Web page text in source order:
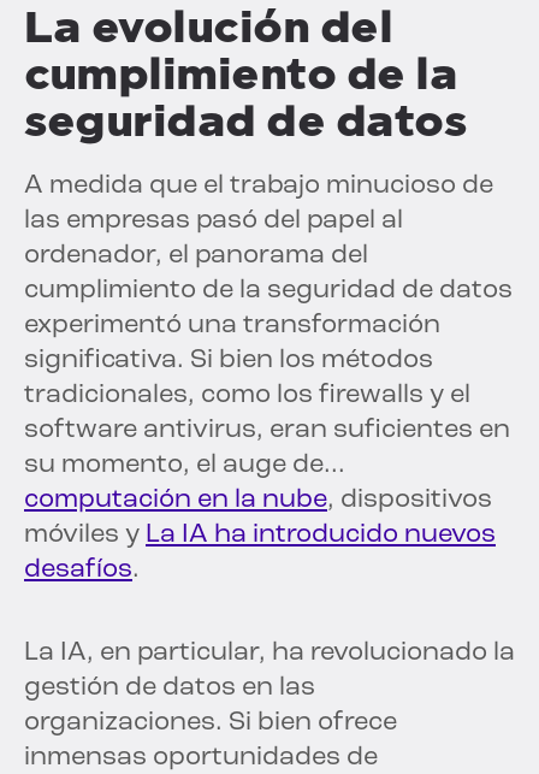
La evolución del
cumplimiento de la
seguridad de datos
A medida que el trabajo minucioso de
las empresas pasó del papel al
ordenador, el panorama del
cumplimiento de la seguridad de datos
experimentó una transformación
significativa. Si bien los métodos
tradicionales, como los firewalls y el
software antivirus, eran suficientes en
su momento, el auge de...
computación en la nube, dispositivos
móviles y La IA ha introducido nuevos
desafíos.
La IA, en particular, ha revolucionado la
gestión de datos en las
organizaciones. Si bien ofrece
inmensas oportunidades de